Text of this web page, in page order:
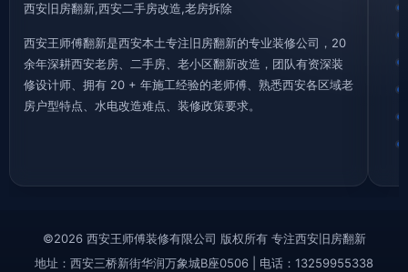
西安旧房翻新,西安二手房改造,老房拆除
西安王师傅翻新是西安本土专注旧房翻新的专业装修公司，20
余年深耕西安老房、二手房、老小区翻新改造，团队有资深装
修设计师、拥有 20 + 年施工经验的老师傅、熟悉西安各区域老
房户型特点、水电改造难点、装修政策要求。
©2026 西安王师傅装修有限公司 版权所有 专注西安旧房翻新
地址：西安三桥新街华润万象城B座0506 | 电话：13259955338